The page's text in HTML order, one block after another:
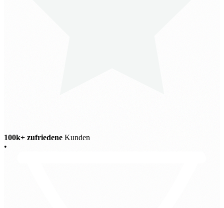
100k+ zufriedene Kunden
•